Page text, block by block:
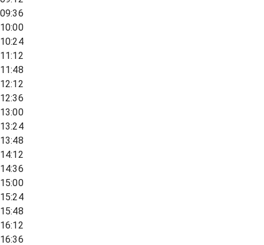
09:36
10:00
10:24
11:12
11:48
12:12
12:36
13:00
13:24
13:48
14:12
14:36
15:00
15:24
15:48
16:12
16:36